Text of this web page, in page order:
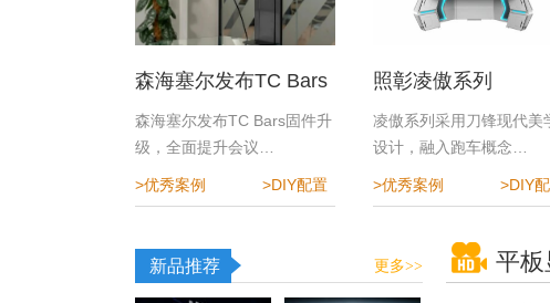
森海塞尔发布TC Bars
固件升级，全面提升会
议体验
森海塞尔发布TC Bars固件升
级，全面提升会议…
>优秀案例 >DIY配置
照彰凌傲系列
凌傲系列采用刀锋现代美
设计，融入跑车概念…
>优秀案例 >DIY
新品推荐 更多>> 平板